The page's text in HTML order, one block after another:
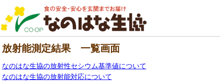
放射能測定結果 一覧画面
なのはな生協の放射性セシウム基準値について
なのはな生協の放射能対応について